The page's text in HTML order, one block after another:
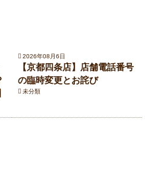
2026年08月6日
【京都四条店】店舗電話番号
の臨時変更とお詫び
未分類